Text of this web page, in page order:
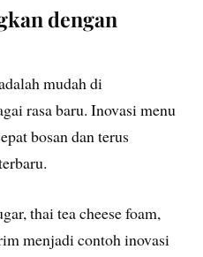
dengan
mudah di
rasa baru. Inovasi menu
bosan dan terus
thai tea cheese foam,
menjadi contoh inovasi